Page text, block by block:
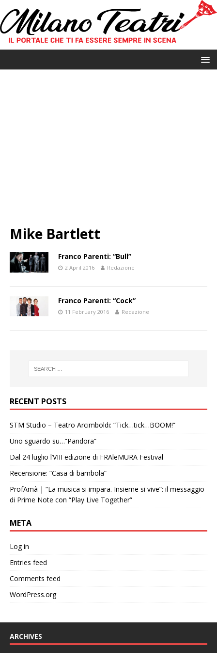
Mike Bartlett
Franco Parenti: “Bull”
2 April 2016 Redazione
Franco Parenti: “Cock”
11 February 2016 Redazione
RECENT POSTS
STM Studio – Teatro Arcimboldi: “Tick…tick…BOOM!”
Uno sguardo su…”Pandora”
Dal 24 luglio l’VIII edizione di FRAleMURA Festival
Recensione: “Casa di bambola”
ProfAmà | “La musica si impara. Insieme si vive”: il messaggio
di Prime Note con “Play Live Together”
META
Log in
Entries feed
Comments feed
WordPress.org
ARCHIVES